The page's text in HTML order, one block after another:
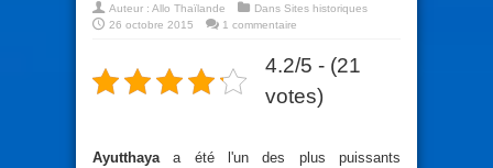
Auteur : Allo Thaïlande Dans Sites historiques
26 octobre 2015
1 commentaire
4.2/5 - (21
votes)
Ayutthayaa été l'un des plus puissants